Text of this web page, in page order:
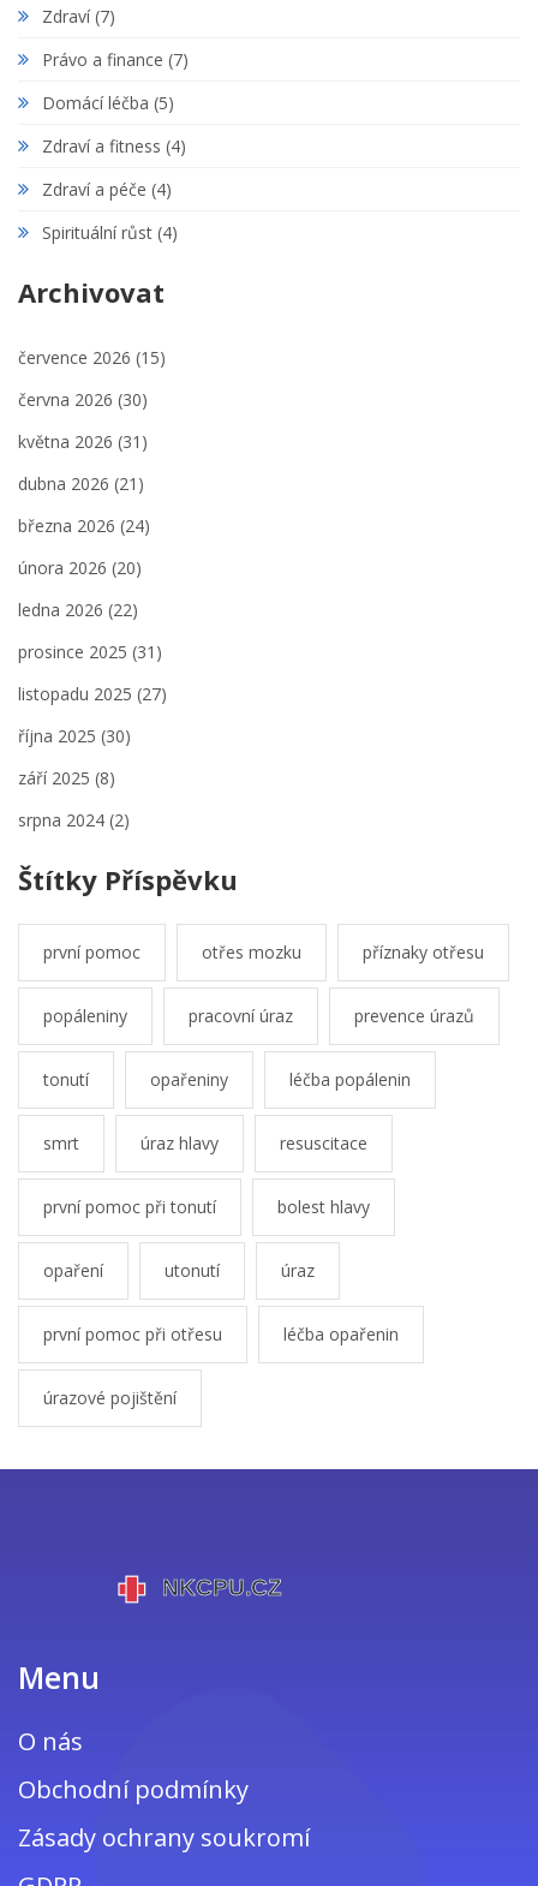
Zdraví(7)
Právo a finance (7)
Domácí léčba (5)
Zdraví a fitness (4)
Zdraví a péče (4)
Spirituální růst (4)
Archivovat
července 2026 (15)
června 2026 (30)
května 2026 (31)
dubna 2026 (21)
března 2026 (24)
února 2026 (20)
ledna 2026 (22)
prosince 2025 (31)
listopadu 2025 (27)
října 2025 (30)
září 2025 (8)
srpna 2024 (2)
Štítky Příspěvku
první pomoc otřes mozku příznaky otřesu
popáleniny pracovní úraz prevence úrazů
tonutí opařeniny léčba popálenin
smrt úraz hlavy resuscitace
první pomoc při tonutí bolest hlavy
opaření utonutí úraz
první pomoc při otřesu léčba opařenin
úrazové pojištění
Menu
O nás
Obchodní podmínky
Zásady ochrany soukromí